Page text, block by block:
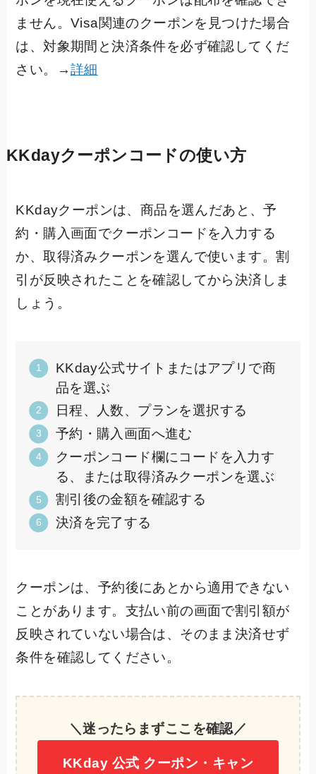
ません。Visa関連のクーポンを見つけた場合
は、対象期間と決済条件を必ず確認してくだ
さい。→詳細
KKdayクーポンコードの使い方
KKdayクーポンは、商品を選んだあと、予
約・購入画面でクーポンコードを入力する
か、取得済みクーポンを選んで使います。割
引が反映されたことを確認してから決済しま
しょう。
KKday公式サイトまたはアプリで商
品を選ぶ
日程、人数、プランを選択する
予約・購入画面へ進む
クーポンコード欄にコードを入力す
る、または取得済みクーポンを選ぶ
割引後の金額を確認する
決済を完了する
クーポンは、予約後にあとから適用できない
ことがあります。支払い前の画面で割引額が
反映されていない場合は、そのまま決済せず
条件を確認してください。
＼迷ったらまずここを確認／
KKday 公式 クーポン・キャン